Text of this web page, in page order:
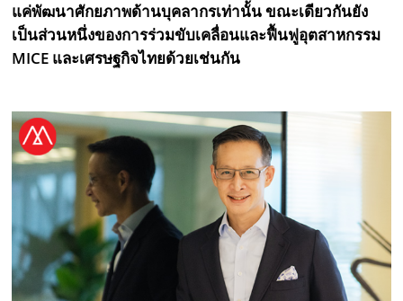
แค่พัฒนาศักยภาพด้านบุคลากรเท่านั้น ขณะเดียวกันยัง
เป็นส่วนหนึ่งของการร่วมขับเคลื่อนและฟื้นฟูอุตสาหกรรม
MICE และเศรษฐกิจไทยด้วยเช่นกัน